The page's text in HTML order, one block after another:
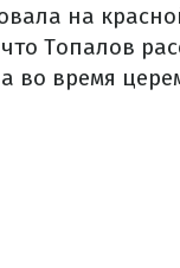
на
Топалов
во время